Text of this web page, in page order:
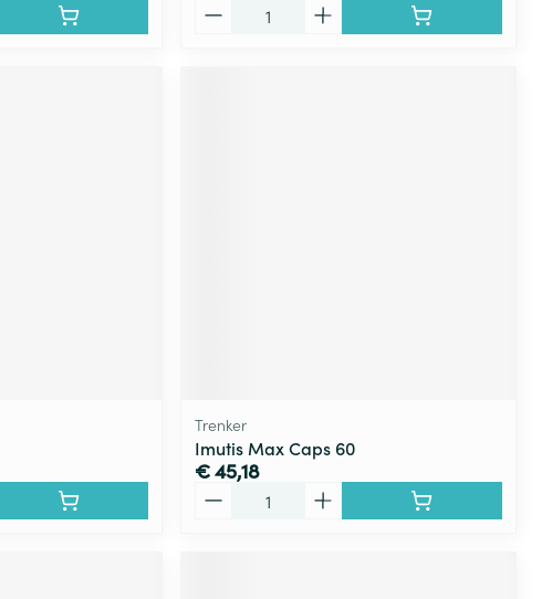
Trenker
Imutis Max Caps 60
€ 45,18